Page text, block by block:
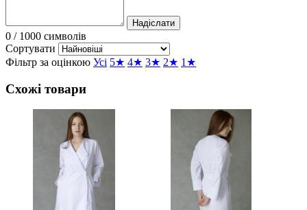
Надіслати
0 / 1000 символів
Сортувати
Фільтр за оцінкою Усі 5★ 4★ 3★ 2★ 1★
Схожі товари